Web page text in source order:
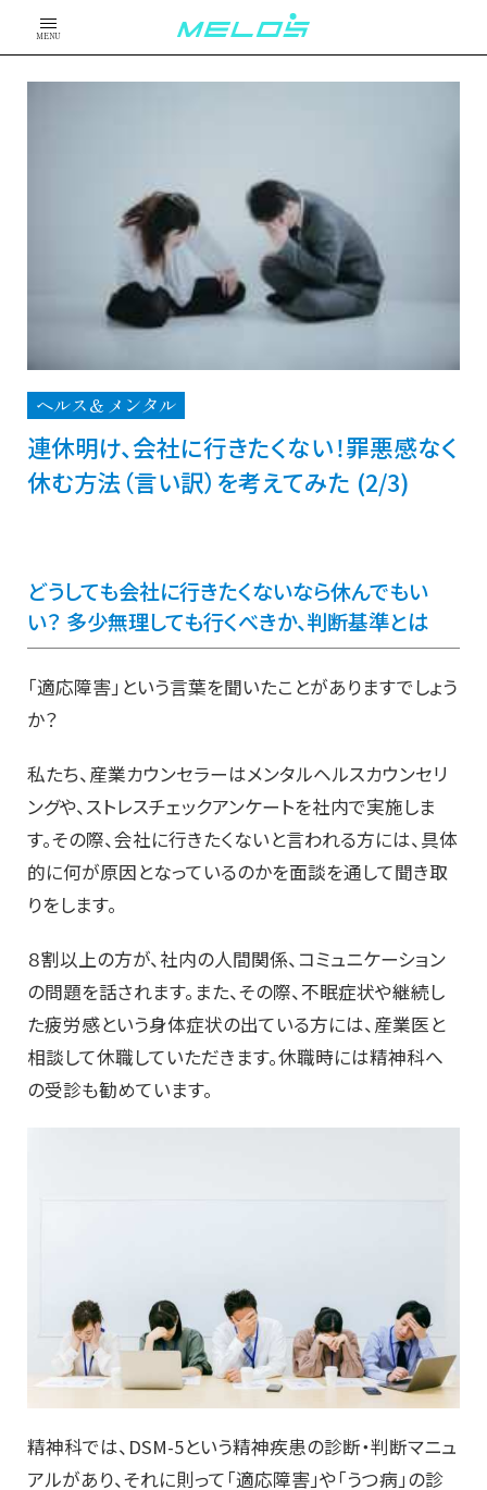
MENU
ヘルス＆メンタル
連休明け、会社に行きたくない！罪悪感なく
休む方法（言い訳）を考えてみた (2/3)
どうしても会社に行きたくないなら休んでもい
い？ 多少無理しても行くべきか、判断基準とは
「適応障害」という言葉を聞いたことがありますでしょう
か？
私たち、産業カウンセラーはメンタルヘルスカウンセリ
ングや、ストレスチェックアンケートを社内で実施しま
す。その際、会社に行きたくないと言われる方には、具体
的に何が原因となっているのかを面談を通して聞き取
りをします。
８割以上の方が、社内の人間関係、コミュニケーション
の問題を話されます。また、その際、不眠症状や継続し
た疲労感という身体症状の出ている方には、産業医と
相談して休職していただきます。休職時には精神科へ
の受診も勧めています。
精神科では、DSM-5という精神疾患の診断・判断マニュ
アルがあり、それに則って「適応障害」や「うつ病」の診